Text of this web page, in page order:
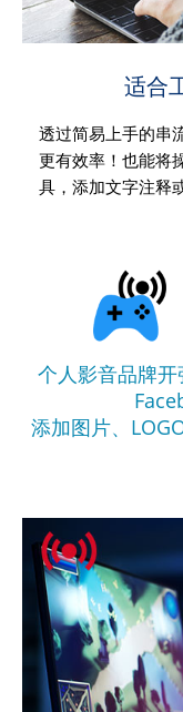
适合
透过简易上手的串
更有效率！也能将
具，添加文字注释
个人影音品牌
添加图片、